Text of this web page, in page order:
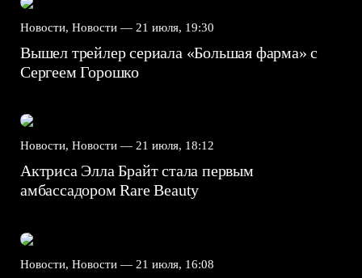
Новости, Новости — 21 июля, 19:30
Вышел трейлер сериала «Большая фарма» с
Сергеем Горошко
Новости, Новости — 21 июля, 18:12
Актриса Элла Брайт стала первым
амбассадором Rare Beauty
Новости, Новости — 21 июля, 16:08